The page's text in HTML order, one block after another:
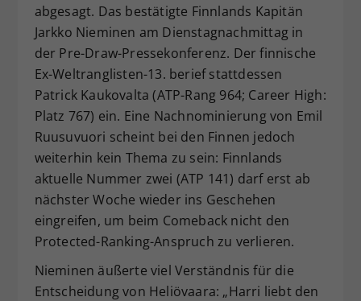
abgesagt. Das bestätigte Finnlands Kapitän
Jarkko Nieminen am Dienstagnachmittag in
der Pre-Draw-Pressekonferenz. Der finnische
Ex-Weltranglisten-13. berief stattdessen
Patrick Kaukovalta (ATP-Rang 964; Career High:
Platz 767) ein. Eine Nachnominierung von Emil
Ruusuvuori scheint bei den Finnen jedoch
weiterhin kein Thema zu sein: Finnlands
aktuelle Nummer zwei (ATP 141) darf erst ab
nächster Woche wieder ins Geschehen
eingreifen, um beim Comeback nicht den
Protected-Ranking-Anspruch zu verlieren.
Nieminen äußerte viel Verständnis für die
Entscheidung von Heliövaara: „Harri liebt den